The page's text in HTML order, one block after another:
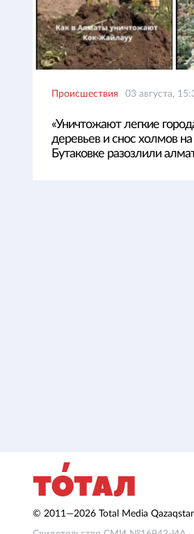
Происшествия 03 августа,
«Уничтожают легкие
деревьев и снос холмов
Бутаковке разозлили
© 2011—2026 Total Media